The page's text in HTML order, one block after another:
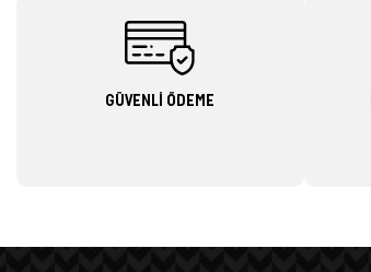
GÜVENLİ ÖDEME